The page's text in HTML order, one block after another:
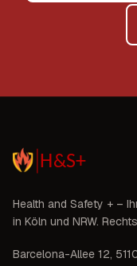
Health and Safety + –
in Köln und NRW.
Barcelona-Allee 12,